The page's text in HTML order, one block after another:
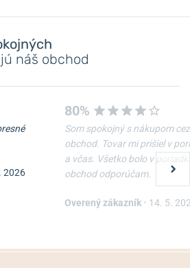
náš obchod
2026
80%
Som spokojný s nákupom cez
obchod. Tovar mi prišiel v
a včas. Všetko bolo v
obchod odporúčam.
Overený zákazník • 14. 5.